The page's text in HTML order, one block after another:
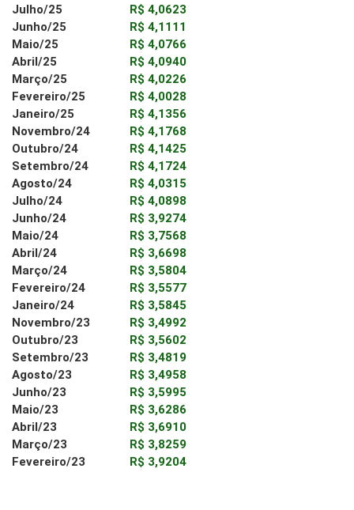
Julho/25
R$ 4,0623
Junho/25
R$ 4,1111
Maio/25
R$ 4,0766
Abril/25
R$ 4,0940
Março/25
R$ 4,0226
Fevereiro/25
R$ 4,0028
Janeiro/25
R$ 4,1356
Novembro/24
R$ 4,1768
Outubro/24
R$ 4,1425
Setembro/24
R$ 4,1724
Agosto/24
R$ 4,0315
Julho/24
R$ 4,0898
Junho/24
R$ 3,9274
Maio/24
R$ 3,7568
Abril/24
R$ 3,6698
Março/24
R$ 3,5804
Fevereiro/24
R$ 3,5577
Janeiro/24
R$ 3,5845
Novembro/23
R$ 3,4992
Outubro/23
R$ 3,5602
Setembro/23
R$ 3,4819
Agosto/23
R$ 3,4958
Junho/23
R$ 3,5995
Maio/23
R$ 3,6286
Abril/23
R$ 3,6910
Março/23
R$ 3,8259
Fevereiro/23
R$ 3,9204